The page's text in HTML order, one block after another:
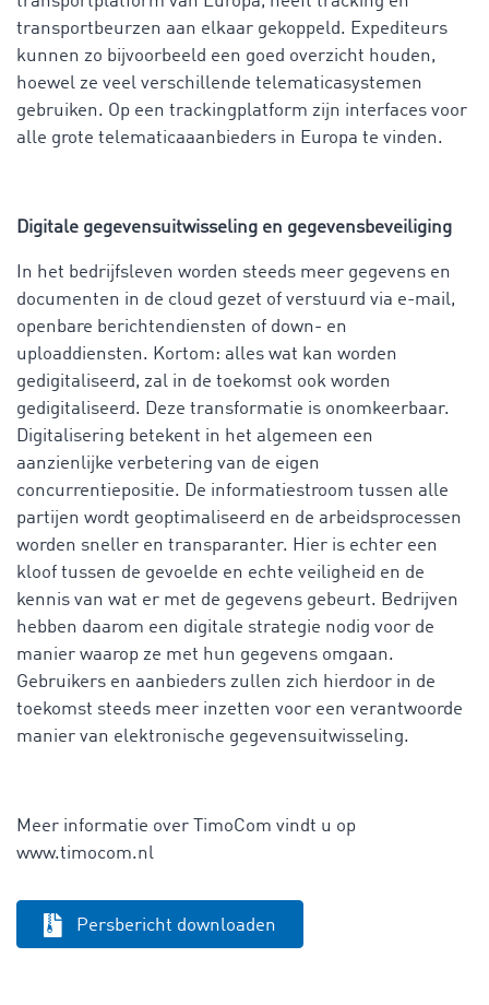
transportbeurzen aan elkaar gekoppeld. Expediteurs
kunnen zo bijvoorbeeld een goed overzicht houden,
hoewel ze veel verschillende telematicasystemen
gebruiken. Op een trackingplatform zijn interfaces voor
alle grote telematicaaanbieders in Europa te vinden.
Digitale gegevensuitwisseling en gegevensbeveiliging
In het bedrijfsleven worden steeds meer gegevens en
documenten in de cloud gezet of verstuurd via e-mail,
openbare berichtendiensten of down- en
uploaddiensten. Kortom: alles wat kan worden
gedigitaliseerd, zal in de toekomst ook worden
gedigitaliseerd. Deze transformatie is onomkeerbaar.
Digitalisering betekent in het algemeen een
aanzienlijke verbetering van de eigen
concurrentiepositie. De informatiestroom tussen alle
partijen wordt geoptimaliseerd en de arbeidsprocessen
worden sneller en transparanter. Hier is echter een
kloof tussen de gevoelde en echte veiligheid en de
kennis van wat er met de gegevens gebeurt. Bedrijven
hebben daarom een digitale strategie nodig voor de
manier waarop ze met hun gegevens omgaan.
Gebruikers en aanbieders zullen zich hierdoor in de
toekomst steeds meer inzetten voor een verantwoorde
manier van elektronische gegevensuitwisseling.
Meer informatie over TimoCom vindt u op
www.timocom.nl
Persbericht downloaden